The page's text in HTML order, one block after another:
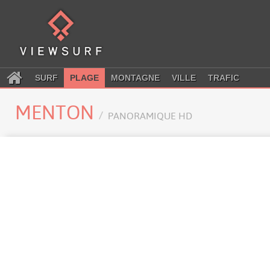
SURF PLAGE MONTAGNE VILLE TRAFIC
MENTON PANORAMIQUE HD